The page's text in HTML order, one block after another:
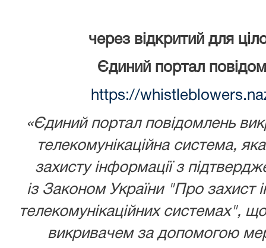
через відкритий для
Єдиний портал
https://
«Єдиний портал повідомлень
телекомунікаційна система,
захисту інформації з
із Законом України"Про захист
телекомунікаційних системах",
викривачем за допомогою